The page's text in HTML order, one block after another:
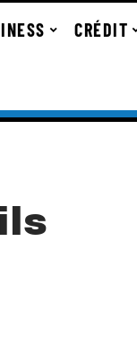
CRÉDIT